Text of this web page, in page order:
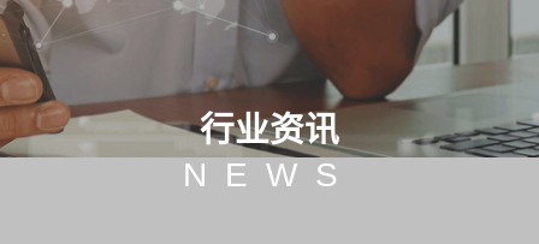
行业资讯
NEWS